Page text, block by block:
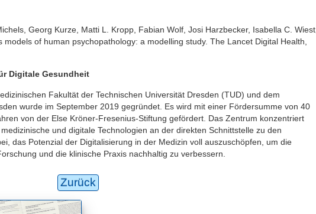
Georg Kurze, Matti L. Kropp, Fabian Wolf, Josi Harzbecker, Isabella C. Wiest,
of human psychopathology: a modelling study. The Lancet Digital Health,
Digitale Gesundheit
Fakultät der Technischen Universität Dresden (TUD) und dem
wurde im September 2019 gegründet. Es wird mit einer Fördersumme von 40
von der Else Kröner-Fresenius-Stiftung gefördert. Das Zentrum konzentriert
und digitale Technologien an der direkten Schnittstelle zu den
das Potenzial der Digitalisierung in der Medizin voll auszuschöpfen, um die
und die klinische Praxis nachhaltig zu verbessern.
Zurück